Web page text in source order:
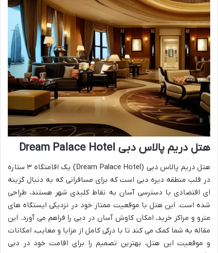
هتل دریم پالاس دبی Dream Palace Hotel
هتل دریم پالاس دبی (Dream Palace Hotel) یک اقامتگاه ۳ ستاره
در قلب منطقه دیره دبی است که برای مسافرانی که به دنبال گزینه
ای اقتصادی با دسترسی آسان به نقاط کلیدی شهر هستند، طراحی
شده است. این هتل با موقعیت ممتاز خود در نزدیکی ایستگاه های
مترو و مراکز خرید، امکان کاوش آسان در دبی را فراهم می آورد. این
مقاله به شما کمک می کند تا با درکی کامل از مزایا و معایب، امکانات
و موقعیت این هتل، بهترین تصمیم را برای اقامت خود در دبی